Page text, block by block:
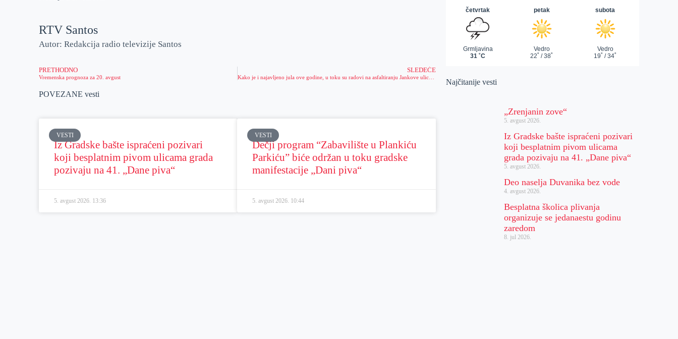
RTV Santos
Autor: Redakcija radio televizije Santos
PRETHODNO
Vremenska prognoza za 20. avgust
SLEDEĆE
Kako je i najavljeno jula ove godine, u toku su radovi na asfaltiranju Jankove ulice u mesnoj zajednici Jankov most
POVEZANE vesti
VESTI
Iz Gradske bašte ispraćeni pozivari
koji besplatnim pivom ulicama grada
pozivaju na 41. „Dane piva“
5. avgust 2026. 13:36
VESTI
Dečji program “Zabavilište u Plankiću
Parkiću” biće održan u toku gradske
manifestacije „Dani piva“
5. avgust 2026. 10:44
Najčitanije vesti
„Zrenjanin zove“
5. avgust 2026.
Iz Gradske bašte ispraćeni pozivari
koji besplatnim pivom ulicama
grada pozivaju na 41. „Dane piva“
5. avgust 2026.
Deo naselja Duvanika bez vode
4. avgust 2026.
Besplatna školica plivanja
organizuje se jedanaestu godinu
zaredom
8. jul 2026.